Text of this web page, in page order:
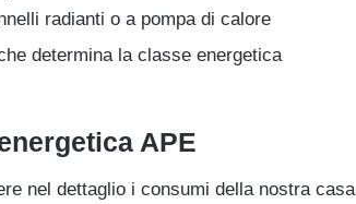
radianti o a pompa di calore
determina la classe energetica
APE
nel dettaglio i consumi della nostra casa